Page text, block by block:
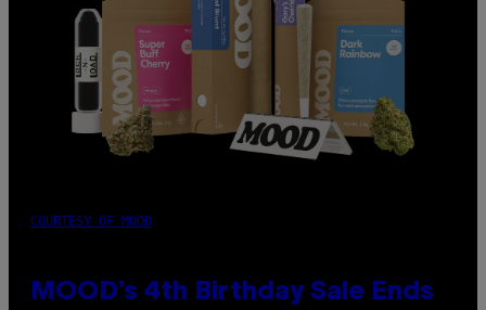
COURTESY OF MOOD
MOOD’s 4th Birthday Sale Ends